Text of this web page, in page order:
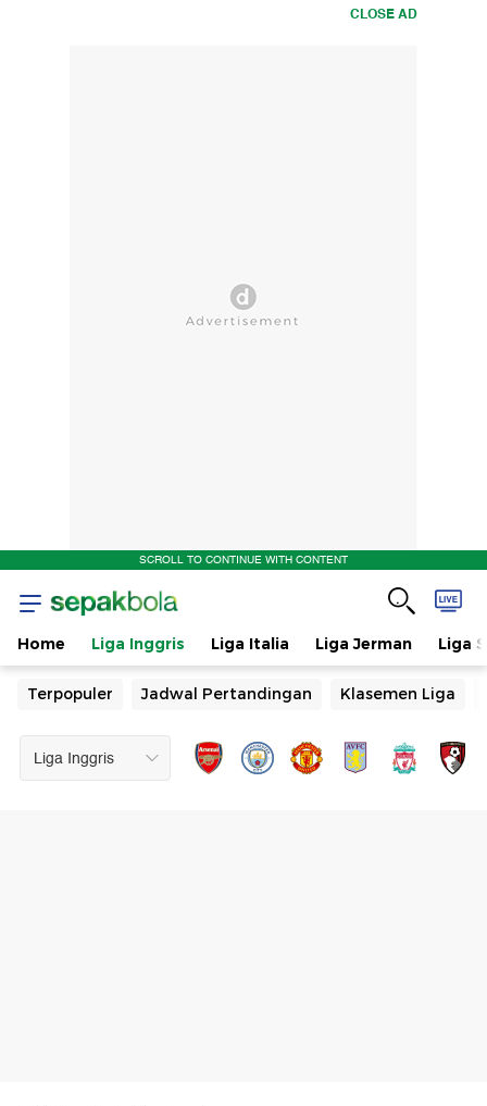
CLOSE AD
SCROLL TO CONTINUE WITH CONTENT
Home Liga Inggris Liga Italia Liga Jerman Liga
Terpopuler Jadwal Pertandingan Klasemen Liga